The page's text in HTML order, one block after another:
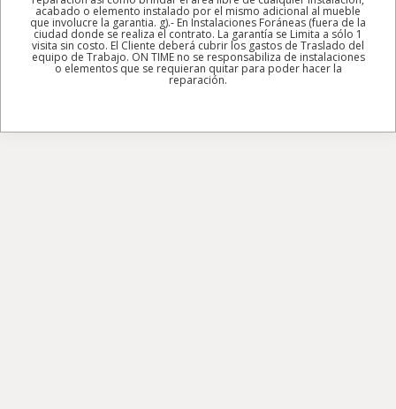
acabado o elemento instalado por el mismo adicional al mueble
que involucre la garantia. g).- En Instalaciones Foráneas (fuera de la
ciudad donde se realiza el contrato. La garantía se Limita a sólo 1
visita sin costo. El Cliente deberá cubrir los gastos de Traslado del
equipo de Trabajo. ON TIME no se responsabiliza de instalaciones
o elementos que se requieran quitar para poder hacer la
reparación.